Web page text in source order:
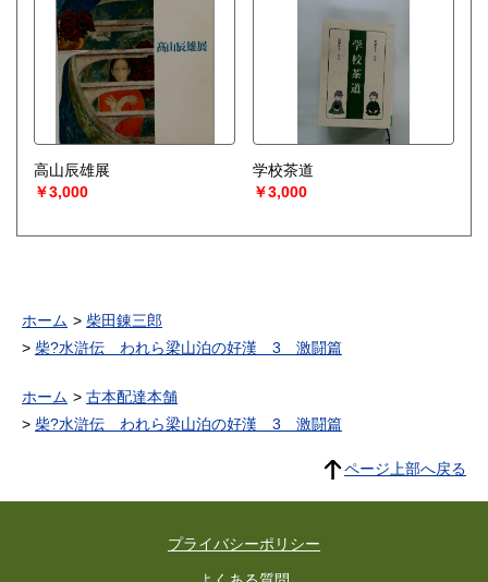
高山辰雄展
￥3,000
学校茶道
￥3,000
ホーム
柴田錬三郎
柴?水滸伝 われら梁山泊の好漢 3 激闘篇
ホーム
古本配達本舗
柴?水滸伝 われら梁山泊の好漢 3 激闘篇
ページ上部へ戻る
プライバシーポリシー